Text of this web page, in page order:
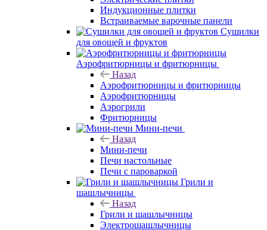
Индукционные плитки
Встраиваемые варочные панели
Сушилки
для овощей и фруктов
Аэрофритюрницы и фритюрницы
Назад
Аэрофритюрницы и фритюрницы
Аэрофритюрницы
Аэрогрили
Фритюрницы
Мини-печи
Назад
Мини-печи
Печи настольные
Печи с пароваркой
Грили и
шашлычницы
Назад
Грили и шашлычницы
Электрошашлычницы